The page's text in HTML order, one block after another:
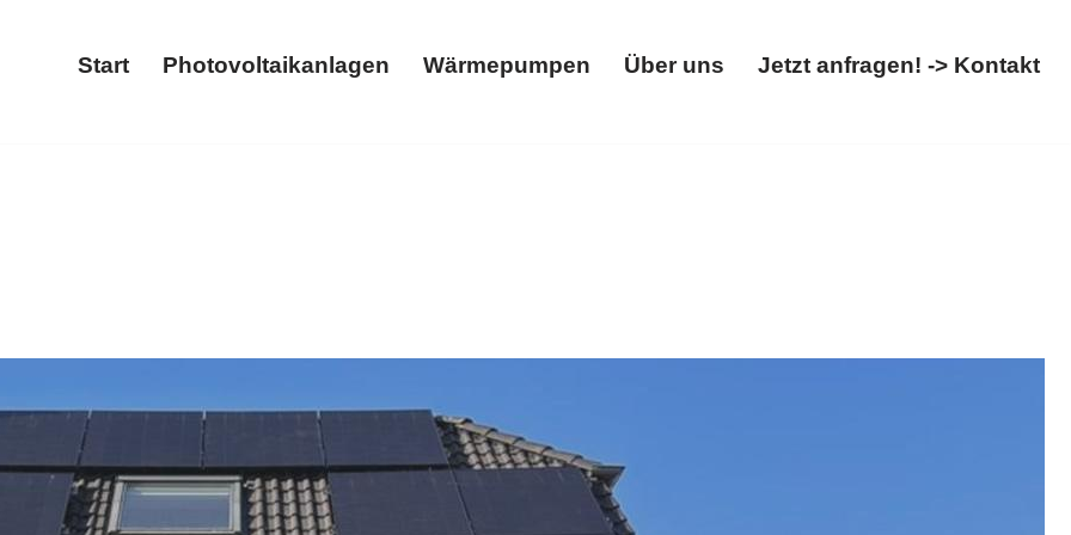
Start Photovoltaikanlagen Wärmepumpen Über uns Jetzt anfragen! -> Kontakt
als auch ✓Photovoltaikanlage, Wärmepumpe, Stromspeicher, Wallbox. ➡️ 𝐖𝐎𝐋𝐓𝐈𝐂𝐒, in Minderlittgen sind
oder ✓Wallbox Ihr Energieexperte. Vertrauen Sie auf unsere Expertise ✉.